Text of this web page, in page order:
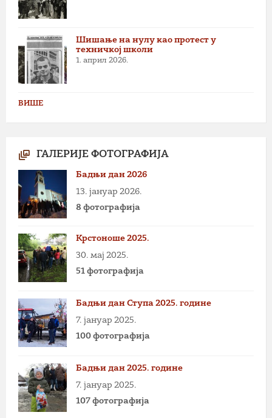
Шишање на нулу као протест у
техничкој школи
1. април 2026.
ВИШЕ
ГАЛЕРИЈЕ ФОТОГРАФИЈА
Бадњи дан 2026
13. јануар 2026.
8 фотографија
Крстоноше 2025.
30. мај 2025.
51 фотографија
Бадњи дан Ступа 2025. године
7. јануар 2025.
100 фотографија
Бадњи дан 2025. године
7. јануар 2025.
107 фотографија